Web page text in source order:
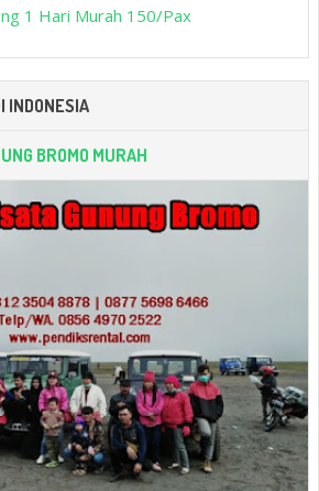
1 Hari Murah 150/Pax
INDONESIA
BROMO MURAH